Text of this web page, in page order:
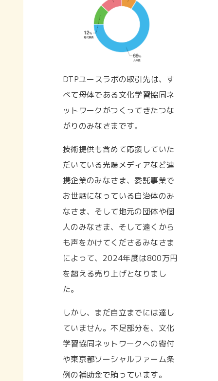
DTPユースラボの取引先は、す
べて母体である文化学習協同ネ
ットワークがつくってきたつな
がりのみなさまです。
技術提供も含めて応援していた
だいている光陽メディアなど連
携企業のみなさま、委託事業で
お世話になっている自治体のみ
なさま、そして地元の団体や個
人のみなさま、そして遠くから
も声をかけてくださるみなさま
によって、2024年度は800万円
を超える売り上げとなりまし
た。
しかし、まだ自立までには達し
ていません。不足部分を、文化
学習協同ネットワークへの寄付
や東京都ソーシャルファーム条
例の補助金で賄っています。